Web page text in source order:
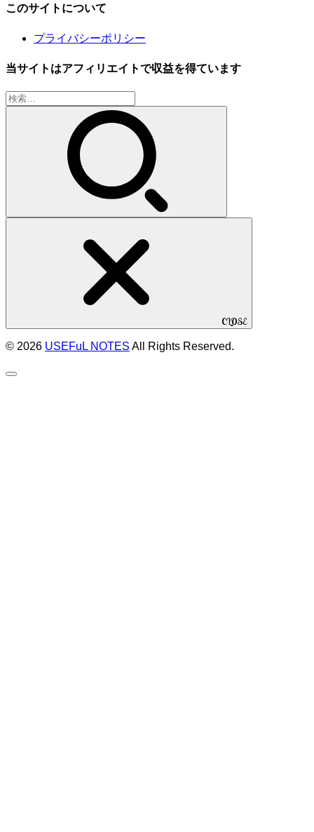
このサイトについて
プライバシーポリシー
当サイトはアフィリエイトで収益を得ています
検
索:
CLOSE
© 2026 USEFuL NOTES All Rights Reserved.